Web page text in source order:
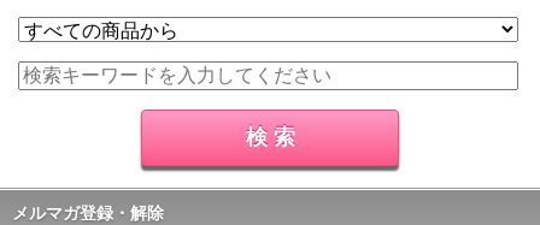
メルマガ登録・解除